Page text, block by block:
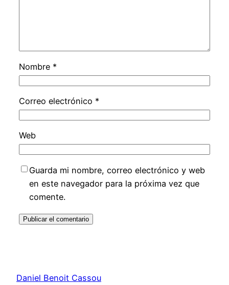
Nombre *
Correo electrónico *
Web
Guarda mi nombre, correo electrónico y web
en este navegador para la próxima vez que
comente.
Daniel Benoit Cassou